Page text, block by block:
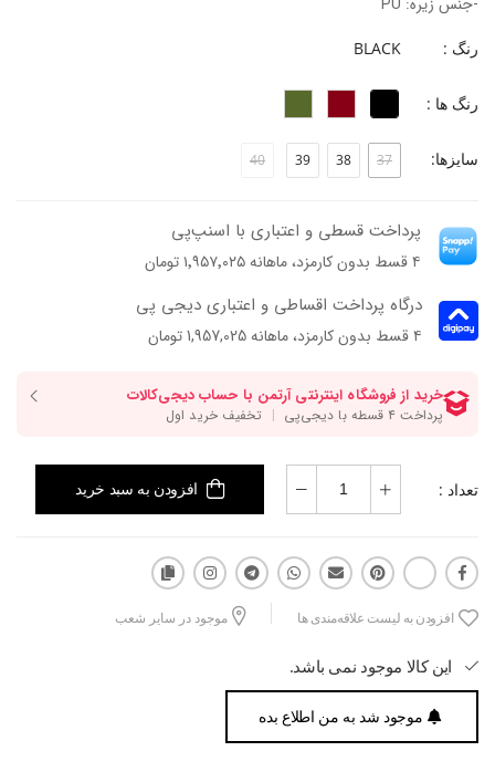
-ارتفاع پاشنه: 7.5 سانتی‌متر
-فرم قالب: نوک گرد با پنجه پهن
-پاخور: سایز همیشگی خود را انتخاب کنید.
رنگ : BLACK
رنگ ها :
سایزها: 37
38
39
40
پرداخت قسطی و اعتباری با اسنپ‌پی
۴ قسط بدون کارمزد، ماهانه ۱٬۹۵۷٬۰۲۵ تومان
درگاه پرداخت اقساطی و اعتباری دیجی پی
۴ قسط بدون کارمزد، ماهانه 1,957,025 تومان
تعداد : افزودن به سبد خرید
افزودن به لیست علاقه‌مندی ها موجود در سایر شعب
این کالا موجود نمی باشد.
موجود شد به من اطلاع بده